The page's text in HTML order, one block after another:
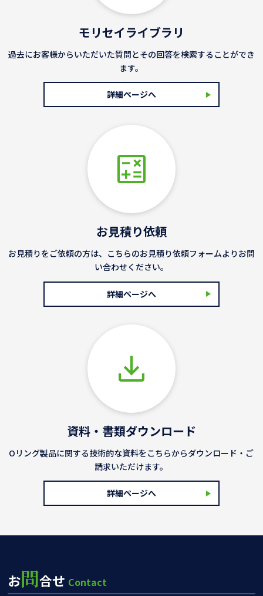
モリセイライブラリ
過去にお客様からいただいた質問とその回答を検索することができ
ます。
詳細ページへ
お見積り依頼
お見積りをご依頼の方は、こちらのお見積り依頼フォームよりお問
い合わせください。
詳細ページへ
資料・書類ダウンロード
Oリング製品に関する技術的な資料をこちらからダウンロード・ご
請求いただけます。
詳細ページへ
お問合せ Contact